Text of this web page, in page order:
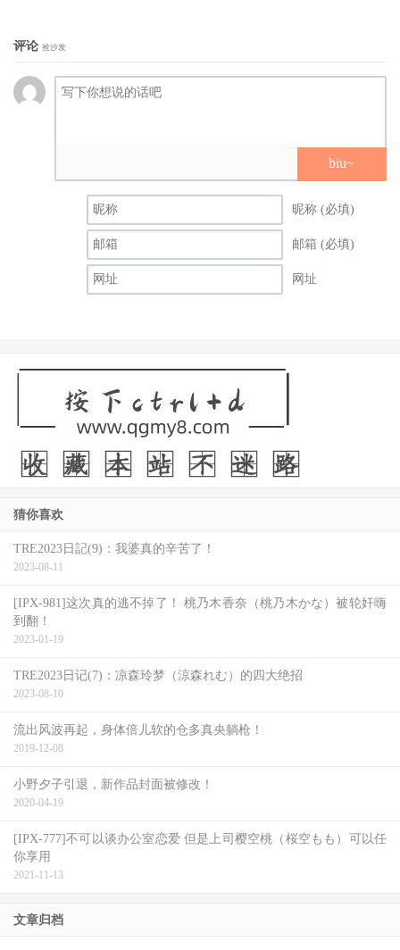
评论 抢沙发
biu~
昵称 (必填)
邮箱 (必填)
网址
猜你喜欢
TRE2023日記(9)：我婆真的辛苦了！
2023-08-11
[IPX-981]这次真的逃不掉了！ 桃乃木香奈（桃乃木かな）被轮奸嗨
到翻！
2023-01-19
TRE2023日记(7)：凉森玲梦（涼森れむ）的四大绝招
2023-08-10
流出风波再起，身体倍儿软的仓多真央躺枪！
2019-12-08
小野夕子引退，新作品封面被修改！
2020-04-19
[IPX-777]不可以谈办公室恋爱 但是上司樱空桃（桜空もも）可以任
你享用
2021-11-13
文章归档